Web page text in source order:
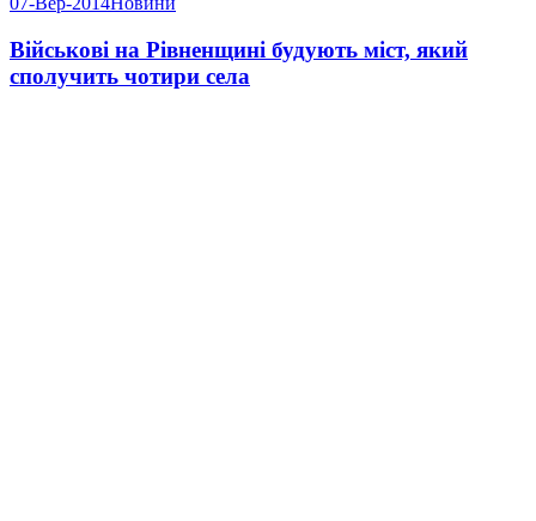
Військові на Рівненщині будують міст, який
сполучить чотири села